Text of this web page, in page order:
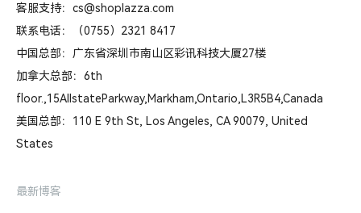
客服支持：cs@shoplazza.com
联系电话：（0755）2321 8417
中国总部：广东省深圳市南山区彩讯科技大厦27楼
加拿大总部：6th
floor.,15AllstateParkway,Markham,Ontario,L3R5B4,Canada
美国总部：110 E 9th St, Los Angeles, CA 90079, United
States
最新博客